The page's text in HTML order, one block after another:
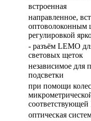
встроенная
направленное,
оптоволоконным
регулировкой
- разъём LEMO
световых щеток
независимое для
подсветки
при помощи
соответствующей
оптическая